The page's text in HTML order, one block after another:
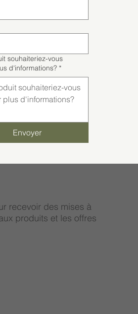
souhaiteriez-vous
d'informations? *
Envoyer
recevoir des mises à
produits et les offres